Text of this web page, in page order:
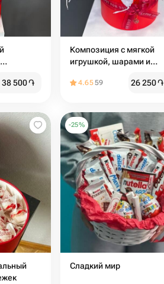
38 500֏
Композиция с мягкой
игрушкой, шарами и
4.6559 26 250֏
-25%
Сладкий мир️